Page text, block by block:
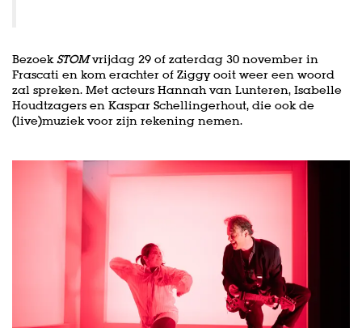
BezoekSTOMvrijdag 29 of zaterdag 30 november in
Frascati en kom erachter of Ziggy ooit weer een woord
zal spreken. Met acteurs Hannah van Lunteren, Isabelle
Houdtzagers en Kaspar Schellingerhout, die ook de
(live)muziek voor zijn rekening nemen.